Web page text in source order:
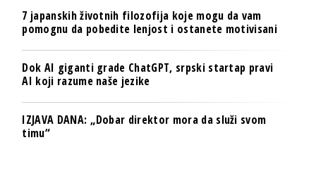
7 japanskih životnih filozofija koje mogu da vam
pomognu da pobedite lenjost i ostanete motivisani
Dok AI giganti grade ChatGPT, srpski startap pravi
AI koji razume naše jezike
IZJAVA DANA: „Dobar direktor mora da služi svom
timu“